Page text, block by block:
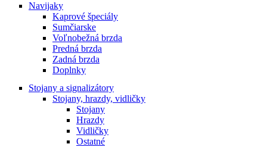
Navijaky
Kaprové špeciály
Sumčiarske
Voľnobežná brzda
Predná brzda
Zadná brzda
Doplnky
Stojany a signalizátory
Stojany, hrazdy, vidličky
Stojany
Hrazdy
Vidličky
Ostatné